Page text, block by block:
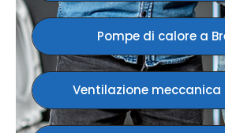
Pompe di calore a
Ventilazione meccanica​